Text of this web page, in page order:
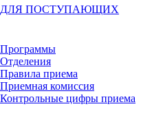
ДЛЯ ПОСТУПАЮЩИХ
Программы
Отделения
Правила приема
Приемная комиссия
Контрольные цифры приема